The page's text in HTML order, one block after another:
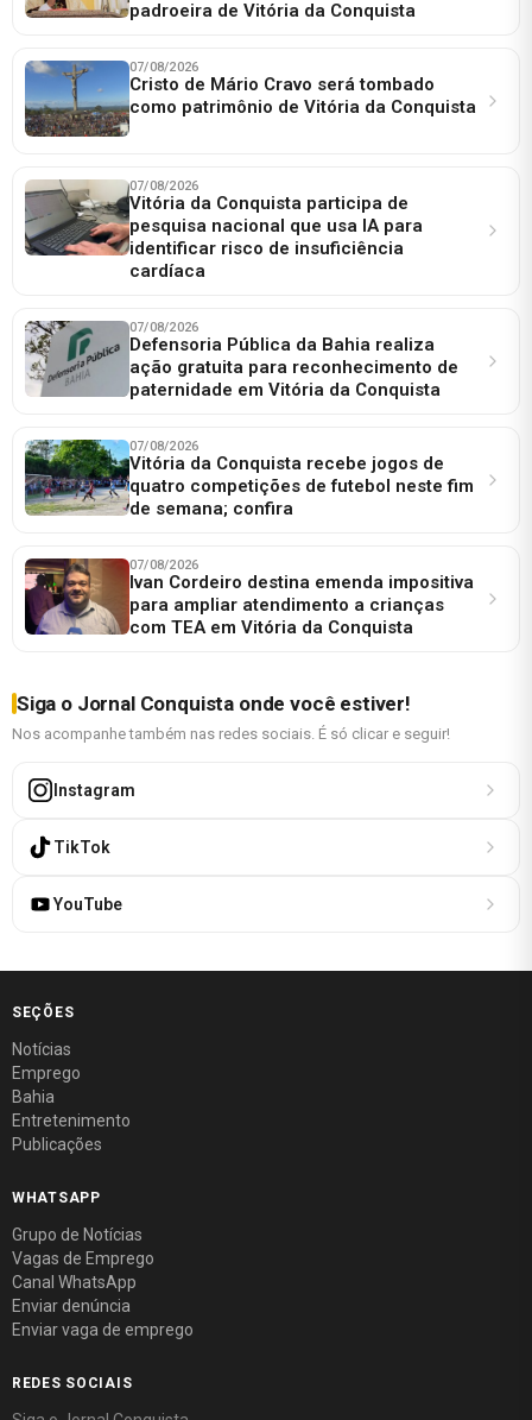
padroeira de Vitória da Conquista
07/08/2026
Cristo de Mário Cravo será tombado
como patrimônio de Vitória da Conquista
07/08/2026
Vitória da Conquista participa de
pesquisa nacional que usa IA para
identificar risco de insuficiência
cardíaca
07/08/2026
Defensoria Pública da Bahia realiza
ação gratuita para reconhecimento de
paternidade em Vitória da Conquista
07/08/2026
Vitória da Conquista recebe jogos de
quatro competições de futebol neste fim
de semana; confira
07/08/2026
Ivan Cordeiro destina emenda impositiva
para ampliar atendimento a crianças
com TEA em Vitória da Conquista
Siga o Jornal Conquista onde você estiver!
Nos acompanhe também nas redes sociais. É só clicar e seguir!
Instagram
TikTok
YouTube
SEÇÕES
Notícias
Emprego
Bahia
Entretenimento
Publicações
WHATSAPP
Grupo de Notícias
Vagas de Emprego
Canal WhatsApp
Enviar denúncia
Enviar vaga de emprego
REDES SOCIAIS